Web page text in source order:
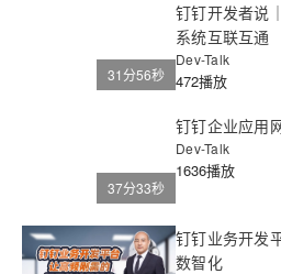
31分56秒
钉钉开发者说
系统互联互通
Dev-Talk
472播放
37分33秒
钉钉企业应用
Dev-Talk
1636播放
钉钉业务开发
数智化